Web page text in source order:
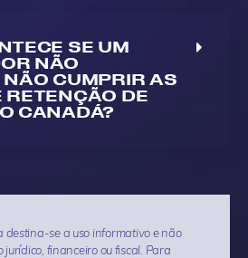
SE UM
NÃO
NÃO CUMPRIR AS
RETENÇÃO DE
CANADÁ?
destina-se a uso informativo e não
financeiro ou fiscal. Para